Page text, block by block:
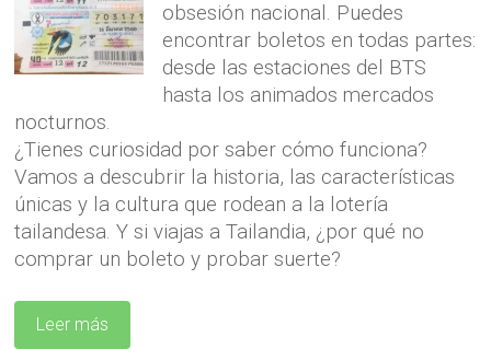
obsesión nacional. Puedes
encontrar boletos en todas partes:
desde las estaciones del BTS
hasta los animados mercados
nocturnos.
¿Tienes curiosidad por saber cómo funciona?
Vamos a descubrir la historia, las características
únicas y la cultura que rodean a la lotería
tailandesa. Y si viajas a Tailandia, ¿por qué no
comprar un boleto y probar suerte?
Leer más